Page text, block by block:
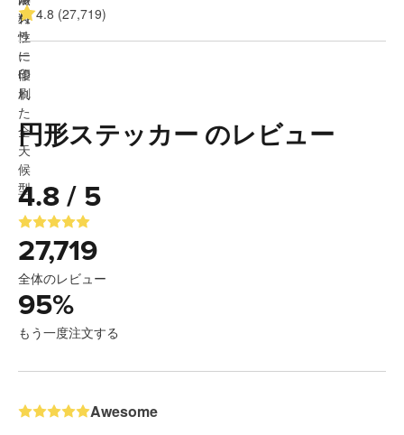
4.8 (27,719)
円形ステッカー のレビュー
4.8 / 5
27,719
全体のレビュー
95%
もう一度注文する
Awesome